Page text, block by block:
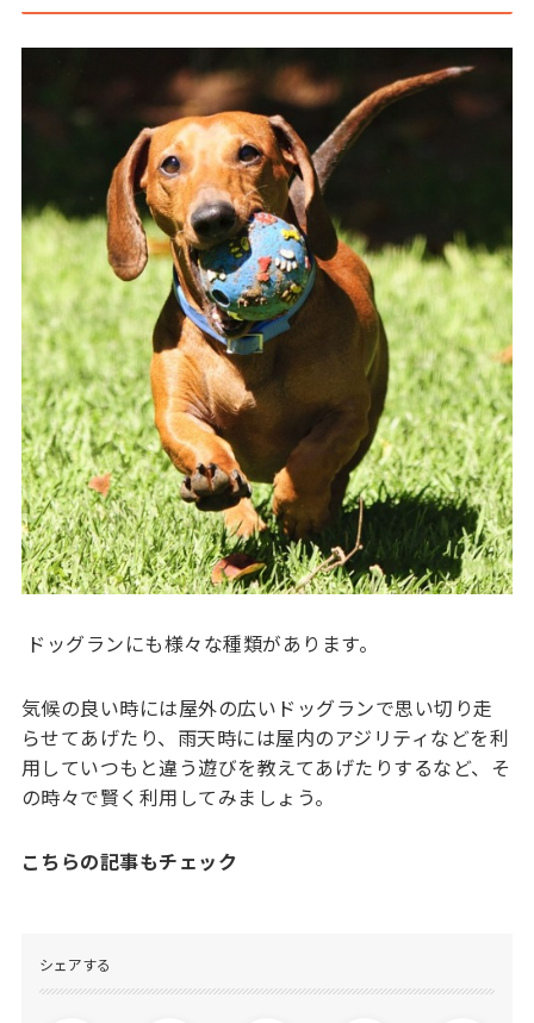
ドッグランにも様々な種類があります。
気候の良い時には屋外の広いドッグランで思い切り走
らせてあげたり、雨天時には屋内のアジリティなどを利
用していつもと違う遊びを教えてあげたりするなど、そ
の時々で賢く利用してみましょう。
こちらの記事もチェック
シェアする